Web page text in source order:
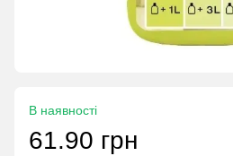
В наявності
61.90 грн